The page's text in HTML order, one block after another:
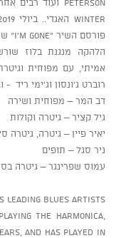
פורסם השיר "I’m gone” שזכה להשמעות רבות ברדיו בארץ ובחו"ל
הלהקה מנגנת בלוז
אמיתי, עם מפוחית
רוברט ג’ונסון וג’ימי
דב המר – מפוחית ושירה
גיל קציר – גיטרה וקולות
יאיר פיין – גיטרה, גיטרה
ניר סגל – תופים
עמוס שפרינגר – גיטרה בס
leading Blues artists.
the harmonica,
and has played in